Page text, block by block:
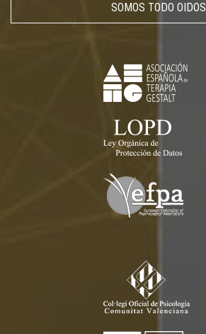
SOMOS TODO OIDOS